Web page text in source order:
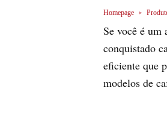
Homepage
Se você é um
conquistado
eficiente que
modelos de